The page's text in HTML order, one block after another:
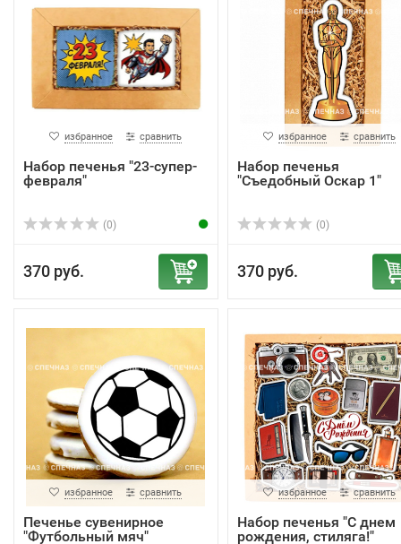
избранное сравнить
Набор печенья "23-супер-
февраля"
(0)
370 руб.
избранное сравнить
Набор печенья
"Съедобный Оскар 1"
(0)
370 руб.
избранное сравнить
Печенье сувенирное
"Футбольный мяч"
избранное сравнить
Набор печенья "С днем
рождения, стиляга!"